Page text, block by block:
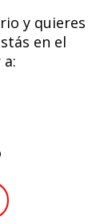
y quieres
en el